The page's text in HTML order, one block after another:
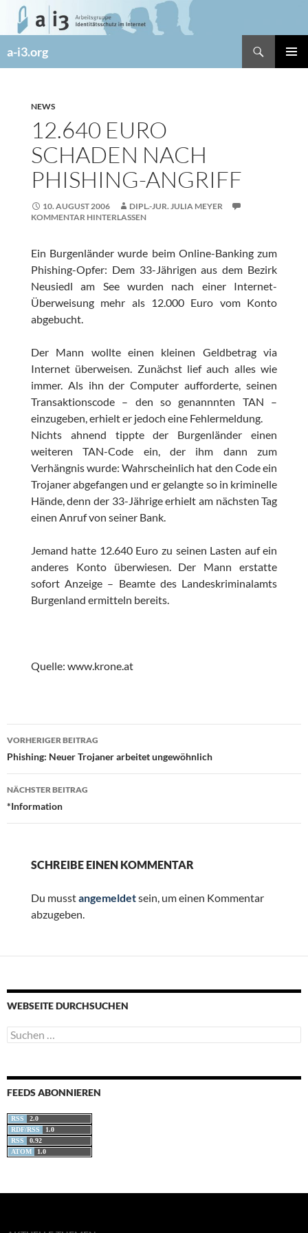
Zum
Inhalt
a-i3.org
NEWS
12.640 EURO
SCHADEN NACH
PHISHING-ANGRIFF
10. AUGUST 2006
DIPL.-JUR. JULIA MEYER
KOMMENTAR HINTERLASSEN
Ein Burgenländer wurde beim Online-Banking zum
Phishing-Opfer: Dem 33-Jährigen aus dem Bezirk
Neusiedl am See wurden nach einer Internet-
Überweisung mehr als 12.000 Euro vom Konto
abgebucht.
Der Mann wollte einen kleinen Geldbetrag via
Internet überweisen. Zunächst lief auch alles wie
immer. Als ihn der Computer aufforderte, seinen
Transaktionscode – den so genannnten TAN –
einzugeben, erhielt er jedoch eine Fehlermeldung.
Nichts ahnend tippte der Burgenländer einen
weiteren TAN-Code ein, der ihm dann zum
Verhängnis wurde: Wahrscheinlich hat den Code ein
Trojaner abgefangen und er gelangte so in kriminelle
Hände, denn der 33-Jährige erhielt am nächsten Tag
einen Anruf von seiner Bank.
Jemand hatte 12.640 Euro zu seinen Lasten auf ein
anderes Konto überwiesen. Der Mann erstatte
sofort Anzeige – Beamte des Landeskriminalamts
Burgenland ermitteln bereits.
Quelle: www.krone.at
Beitragsnavigation
VORHERIGER BEITRAG
Phishing: Neuer Trojaner arbeitet ungewöhnlich
NÄCHSTER BEITRAG
*Information
SCHREIBE EINEN KOMMENTAR
Du musstangemeldetsein, um einen Kommentar
abzugeben.
WEBSEITE DURCHSUCHEN
Suchen
nach:
FEEDS ABONNIEREN
RSS
2.0
RDF/RSS
1.0
RSS
0.92
ATOM
1.0